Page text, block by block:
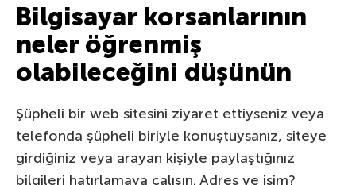
Bilgisayar korsanlarının
neler öğrenmiş
olabileceğini düşünün
Şüpheli bir web sitesini ziyaret ettiyseniz veya
telefonda şüpheli biriyle konuştuysanız, siteye
girdiğiniz veya arayan kişiyle paylaştığınız
bilgileri hatırlamaya çalışın. Adres ve isim?